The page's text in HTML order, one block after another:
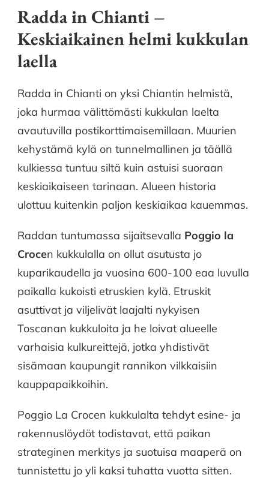
Radda in Chianti –
Keskiaikainen helmi kukkulan
laella
Radda in Chianti on yksi Chiantin helmistä,
joka hurmaa välittömästi kukkulan laelta
avautuvilla postikorttimaisemillaan. Muurien
kehystämä kylä on tunnelmallinen ja täällä
kulkiessa tuntuu siltä kuin astuisi suoraan
keskiaikaiseen tarinaan. Alueen historia
ulottuu kuitenkin paljon keskiaikaa kauemmas.
Raddan tuntumassa sijaitsevalla Poggio la
Crocen kukkulalla on ollut asutusta jo
kuparikaudella ja vuosina 600-100 eaa luvulla
paikalla kukoisti etruskien kylä. Etruskit
asuttivat ja viljelivät laajalti nykyisen
Toscanan kukkuloita ja he loivat alueelle
varhaisia kulkureittejä, jotka yhdistivät
sisämaan kaupungit rannikon vilkkaisiin
kauppapaikkoihin.
Poggio La Crocen kukkulalta tehdyt esine- ja
rakennuslöydöt todistavat, että paikan
strateginen merkitys ja suotuisa maaperä on
tunnistettu jo yli kaksi tuhatta vuotta sitten.